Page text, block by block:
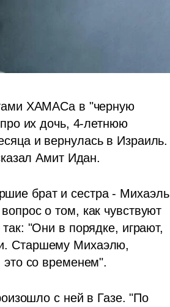
ХАМАСа в "черную
их дочь, 4-летнюю
и вернулась в Израиль.
Амит Идан.
брат и сестра - Михаэль
о том, как чувствуют
"Они в порядке, играют,
Старшему Михаэлю,
со временем".
с ней в Газе. "По